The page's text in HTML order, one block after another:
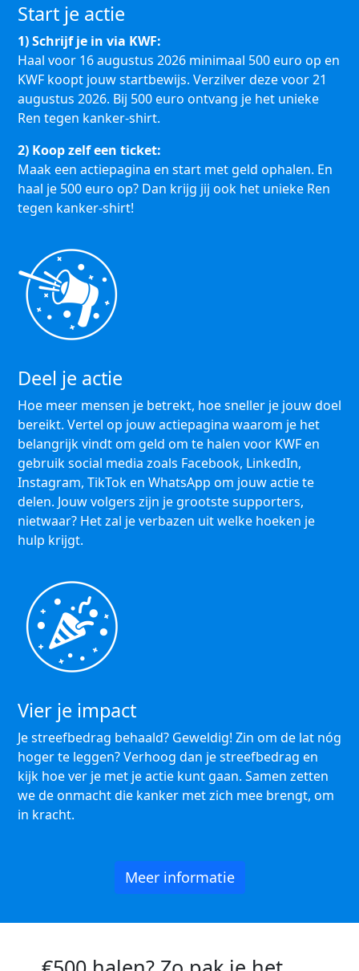
Start je actie
1) Schrijf je in via KWF:
Haal voor 16 augustus 2026 minimaal 500 euro op en
KWF koopt jouw startbewijs. Verzilver deze voor 21
augustus 2026. Bij 500 euro ontvang je het unieke
Ren tegen kanker-shirt.
2) Koop zelf een ticket:
Maak een actiepagina en start met geld ophalen. En
haal je 500 euro op? Dan krijg jij ook het unieke Ren
tegen kanker-shirt!
Deel je actie
Hoe meer mensen je betrekt, hoe sneller je jouw doel
bereikt. Vertel op jouw actiepagina waarom je het
belangrijk vindt om geld om te halen voor KWF en
gebruik social media zoals Facebook, LinkedIn,
Instagram, TikTok en WhatsApp om jouw actie te
delen. Jouw volgers zijn je grootste supporters,
nietwaar? Het zal je verbazen uit welke hoeken je
hulp krijgt.
Vier je impact
Je streefbedrag behaald? Geweldig! Zin om de lat nóg
hoger te leggen? Verhoog dan je streefbedrag en
kijk hoe ver je met je actie kunt gaan. Samen zetten
we de onmacht die kanker met zich mee brengt, om
in kracht.
Meer informatie